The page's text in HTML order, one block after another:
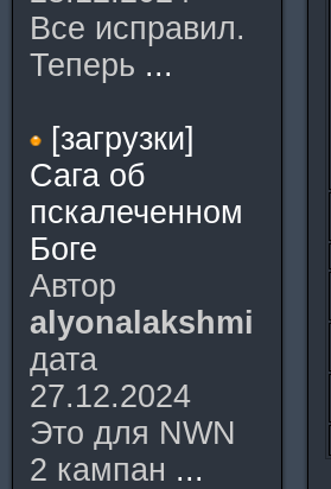
Все исправил.
Теперь ...
[загрузки]
Сага об
пскалеченном
Боге
Автор
alyonalakshmi
дата
27.12.2024
Это для NWN
2 кампан ...